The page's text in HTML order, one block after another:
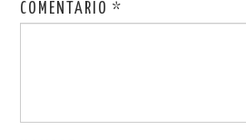
COMENTARIO*